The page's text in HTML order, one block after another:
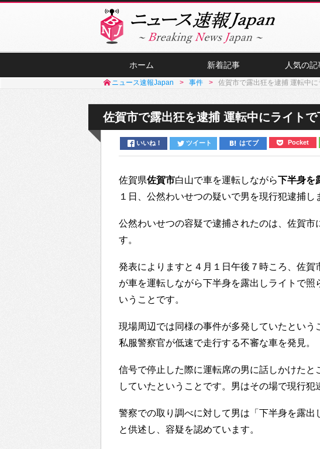
ホーム 新着記事 人気の記
ニュース速報Japan 事件 佐賀市で露出狂を逮捕 運転中
佐賀市で露出狂を逮捕 運転中にライト
いいね！ ツイート はてブ Pocket
佐賀県佐賀市白山で車を運転しながら下半身を
１日、公然わいせつの疑いで男を現行犯逮捕し
公然わいせつの容疑で逮捕されたのは、佐賀
す。
発表によりますと４月１日午後７時ころ、佐賀
が車を運転しながら下半身を露出しライトで照
いうことです。
現場周辺では同様の事件が多発していたという
私服警察官が低速で走行する不審な車を発見。
信号で停止した際に運転席の男に話しかけたと
していたということです。男はその場で現行犯
警察での取り調べに対して男は「下半身を露
と供述し、容疑を認めています。